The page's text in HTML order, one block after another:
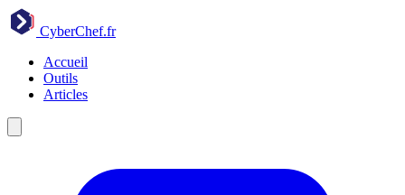
CyberChef.fr
Accueil
Outils
Articles